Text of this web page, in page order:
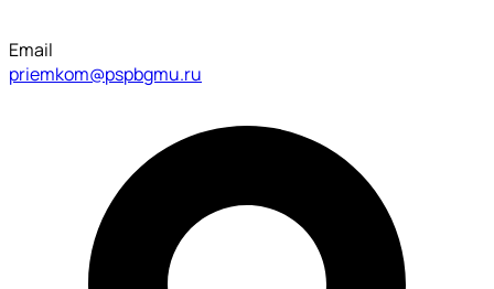
Email
priemkom@pspbgmu.ru